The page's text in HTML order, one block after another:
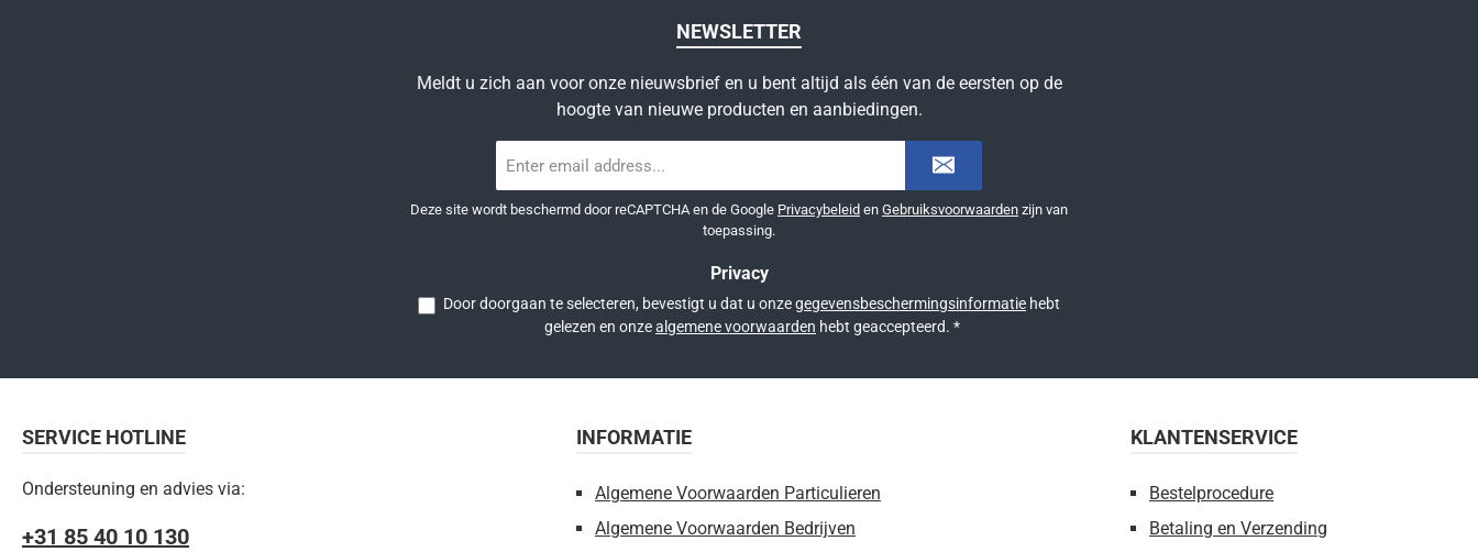
NEWSLETTER
Meldt u zich aan voor onze nieuwsbrief en u bent altijd als één van de eersten op de
hoogte van nieuwe producten en aanbiedingen.
mailadres
Deze site wordt beschermd door reCAPTCHA en de Google Privacybeleid en Gebruiksvoorwaarden zijn van
toepassing.
Privacy
Door doorgaan te selecteren, bevestigt u dat u onzegegevensbeschermingsinformatie hebt
gelezen en onzealgemene voorwaarden hebt geaccepteerd. *
SERVICE HOTLINE
Ondersteuning en advies via:
+31 85 40 10 130
INFORMATIE
Algemene Voorwaarden Particulieren
Algemene Voorwaarden Bedrijven
KLANTENSERVICE
Bestelprocedure
Betaling en Verzending